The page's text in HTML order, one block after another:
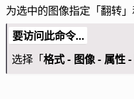
为选中的图像指定「翻转」
要访问此命令...
选择「格式 - 图像 - 属性